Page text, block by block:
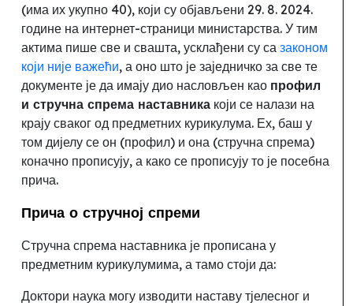
(има их укупно 40), који су објављени 29. 8. 2024.
године на интернет-страници министарства. У тим
актима пише све и свашта, усклађени су са законом
који није важећи, а оно што је заједничко за све те
документе је да имају дио насловљен као профил
и стручна спрема наставника који се налази на
крају сваког од предметних курикулума. Ех, баш у
том дијелу се он (профил) и она (стручна спрема)
коначно прописују, а како се прописују то је посебна
прича.
Прича о стручној спреми
Стручна спрема наставника је прописана у
предметним курикулумима, а тамо стоји да:
Доктори наука могу изводити наставу тјелесног и